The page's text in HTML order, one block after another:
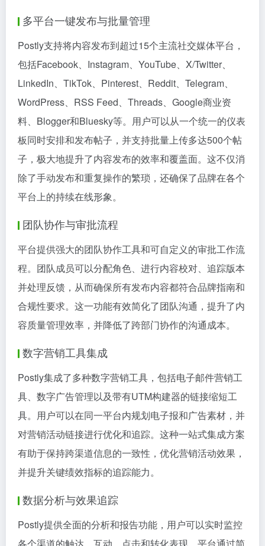
多平台一键发布与批量管理
Postly支持将内容发布到超过15个主流社交媒体平台，
包括Facebook、Instagram、YouTube、X/Twitter、
LinkedIn、TikTok、Pinterest、Reddit、Telegram、
WordPress、RSS Feed、Threads、Google商业资
料、Blogger和Bluesky等。用户可以从一个统一的仪表
板同时安排和发布帖子，并支持批量上传多达500个帖
子，极大地提升了内容发布的效率和覆盖面。这不仅消
除了手动发布和重复操作的繁琐，还确保了品牌在各个
平台上的持续在线形象。
团队协作与审批流程
平台提供强大的团队协作工具和可自定义的审批工作流
程。团队成员可以分配角色、进行内容校对、追踪版本
并处理反馈，从而确保所有发布内容都符合品牌指南和
合规性要求。这一功能有效简化了团队沟通，提升了内
容质量管理效率，并降低了跨部门协作的沟通成本。
数字营销工具集成
Postly集成了多种数字营销工具，包括电子邮件营销工
具、数字广告管理以及带有UTM构建器的链接缩短工
具。用户可以在同一平台内规划电子报和广告素材，并
对营销活动链接进行优化和追踪。这种一站式集成方案
有助于保持跨渠道信息的一致性，优化营销活动效果，
并提升关键绩效指标的追踪能力。
数据分析与效果追踪
Postly提供全面的分析和报告功能，用户可以实时监控